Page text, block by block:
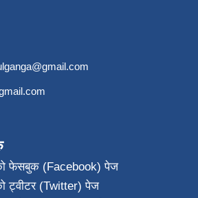
फेसबुक (Facebook) पेज
ट्वीटर (Twitter) पेज